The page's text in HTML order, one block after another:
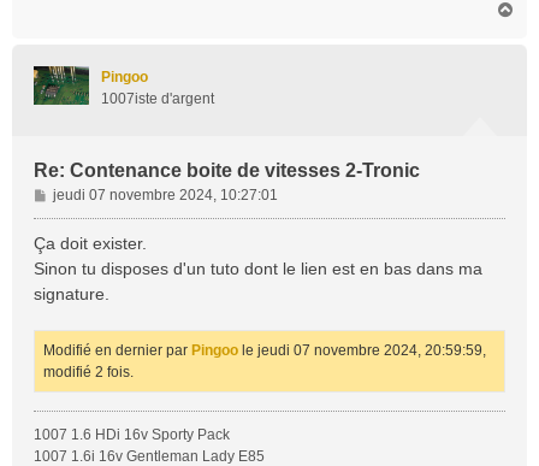
Pingoo
1007iste d'argent
Re: Contenance boite de vitesses 2-Tronic
M
e
s
s
g
jeudi 07 novembre 2024, 10:27:01
Ça doit exister.
Sinon tu disposes d'un tuto dont le lien est en bas dans ma
signature.
Modifié en dernier par Pingoo le jeudi 07 novembre 2024, 20:59:59,
modifié 2 fois.
1007 1.6 HDi 16v Sporty Pack
1007 1.6i 16v Gentleman Lady E85